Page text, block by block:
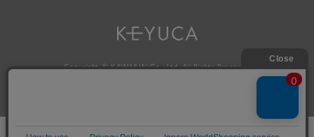
Copyright © KAWAJUN Co., Ltd. All Rights Reserved.